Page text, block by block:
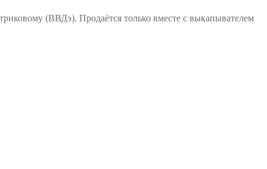
(ВВДэ). Продаётся только вместе с выкапывателем